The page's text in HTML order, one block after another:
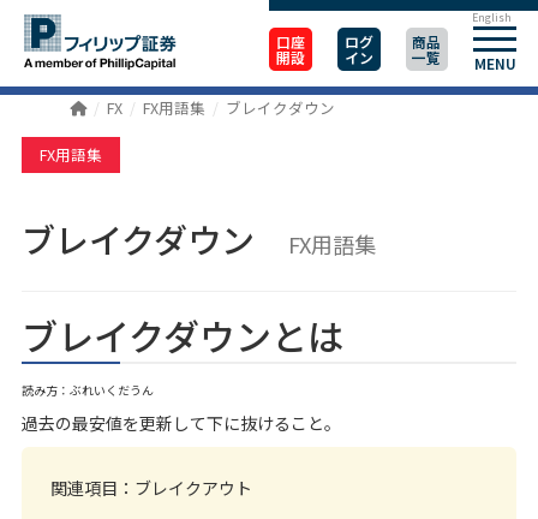
口座
開設
ログ
イン
商品
一覧 MENU
English
FX FX用語集 ブレイクダウン
FX用語集
ブレイクダウン FX用語集
ブレイクダウンとは
読み方：ぶれいくだうん
過去の最安値を更新して下に抜けること。
関連項目： ブレイクアウト